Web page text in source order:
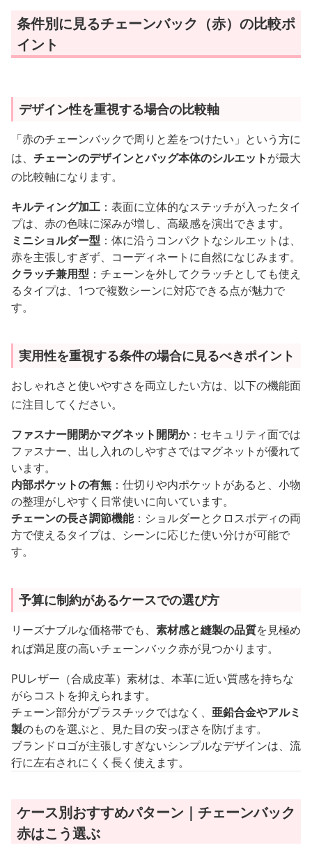
条件別に見るチェーンバック（赤）の比較ポ
イント
デザイン性を重視する場合の比較軸
「赤のチェーンバックで周りと差をつけたい」という方に
は、 チェーンのデザインとバッグ本体のシルエットが最大
の比較軸になります。
キルティング加工 ：表面に立体的なステッチが入ったタイ
プは、赤の色味に深みが増し、高級感を演出できます。
ミニショルダー型 ：体に沿うコンパクトなシルエットは、
赤を主張しすぎず、コーディネートに自然になじみます。
クラッチ兼用型 ：チェーンを外してクラッチとしても使え
るタイプは、1つで複数シーンに対応できる点が魅力で
す。
実用性を重視する条件の場合に見るべきポイント
おしゃれさと使いやすさを両立したい方は、以下の機能面
に注目してください。
ファスナー開閉かマグネット開閉か：セキュリティ面では
ファスナー、出し入れのしやすさではマグネットが優れて
います。
内部ポケットの有無 ：仕切りや内ポケットがあると、小物
の整理がしやすく日常使いに向いています。
チェーンの長さ調節機能：ショルダーとクロスボディの両
方で使えるタイプは、シーンに応じた使い分けが可能で
す。
予算に制約があるケースでの選び方
リーズナブルな価格帯でも、 素材感と縫製の品質を見極め
れば満足度の高いチェーンバック赤が見つかります。
PUレザー（合成皮革）素材は、本革に近い質感を持ちな
がらコストを抑えられます。
チェーン部分がプラスチックではなく、 亜鉛合金やアルミ
製のものを選ぶと、見た目の安っぽさを防げます。
ブランドロゴが主張しすぎないシンプルなデザインは、流
行に左右されにくく長く使えます。
ケース別おすすめパターン｜チェーンバック
赤はこう選ぶ